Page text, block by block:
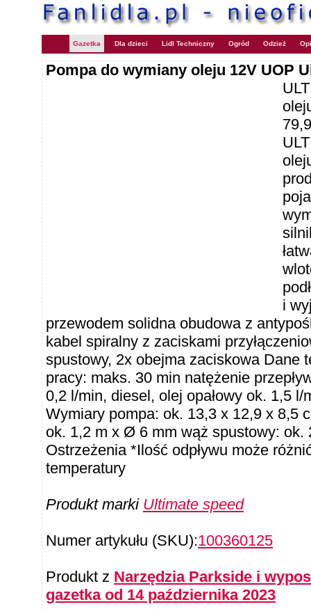
Gazetka Dla dzieci Lidl Techniczny Ogród Odzież
Pompa do wymiany oleju 12V UOP
i
przewodem solidna obudowa z
kabel spiralny z zaciskami
spustowy, 2x obejma zaciskowa Dane
pracy: maks. 30 min natężenie
0,2 l/min, diesel, olej opałowy ok. 1,5
Wymiary pompa: ok. 13,3 x 12,9 x 8,5
ok. 1,2 m x Ø 6 mm wąż spustowy:
Ostrzeżenia *Ilość odpływu może
temperatury
Produkt marki Ultimate speed
Numer artykułu (SKU):100360125
Produkt z Narzędzia Parkside i
gazetka od 14 października 2023